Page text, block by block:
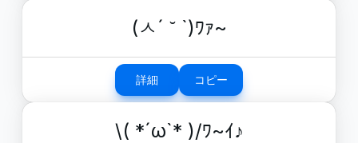
(ㅅ´ ˘ `)ﾜｧ~
詳細 コピー
\( *´ω`* )/ﾜ~ｲ♪